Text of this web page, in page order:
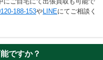
188-153やLINEにてご相談く
ですか？